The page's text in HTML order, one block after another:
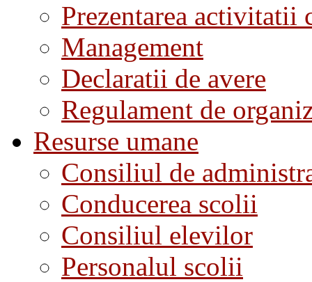
Prezentarea activitatii
Management
Declaratii de avere
Regulament de
Resurse umane
Consiliul de
Conducerea scolii
Consiliul elevilor
Personalul scolii